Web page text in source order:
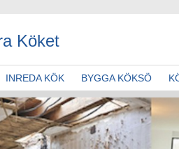
Köket
INREDA KÖK BYGGA KÖKSÖ